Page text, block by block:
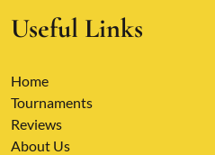
Useful Links
Home
Tournaments
Reviews
About Us